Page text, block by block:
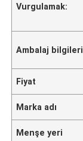
Vurgulamak:
Ambalaj bilgileri
Fiyat
Marka adı
Menşe yeri